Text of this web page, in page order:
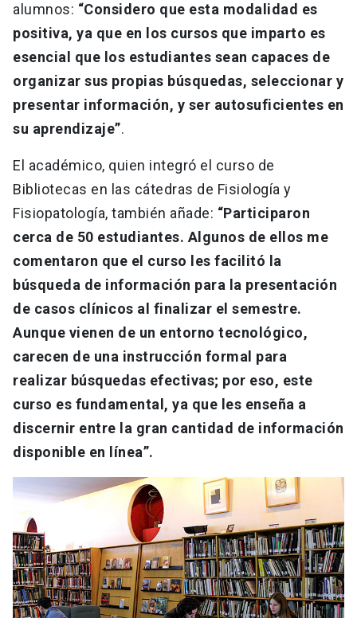
alumnos: “Considero que esta modalidad es
positiva, ya que en los cursos que imparto es
esencial que los estudiantes sean capaces de
organizar sus propias búsquedas, seleccionar y
presentar información, y ser autosuficientes en
su aprendizaje”.
El académico, quien integró el curso de
Bibliotecas en las cátedras de Fisiología y
Fisiopatología, también añade: “Participaron
cerca de 50 estudiantes. Algunos de ellos me
comentaron que el curso les facilitó la
búsqueda de información para la presentación
de casos clínicos al finalizar el semestre.
Aunque vienen de un entorno tecnológico,
carecen de una instrucción formal para
realizar búsquedas efectivas; por eso, este
curso es fundamental, ya que les enseña a
discernir entre la gran cantidad de información
disponible en línea”.